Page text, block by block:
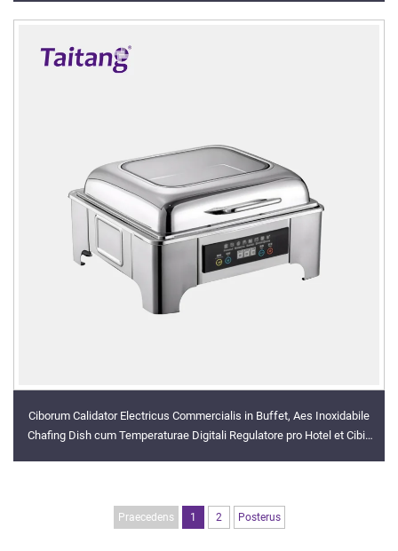
Ciborum Calidator Electricus Commercialis in Buffet, Aes Inoxidabile
Chafing Dish cum Temperaturae Digitali Regulatore pro Hotel et Cibis
Praecedens 1 2 Posterus